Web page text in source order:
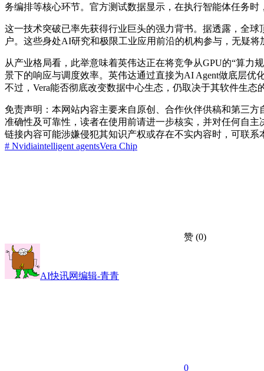
务编排等核心环节。官方测试数据显示，在执行智能体任务时
这一技术突破已率先获得行业巨头的强力背书。据透露，全球
户。这些身处AI研究和极限工业应用前沿的机构参与，无疑
从产业格局看，此举意味着英伟达正在将竞争从GPU的“算力
景下的响应与调度效率。英伟达通过直接为AI Agent做底层
不过，Vera能否彻底改变数据中心生态，仍取决于其软件生
免责声明：本网站内容主要来自原创、合作伙伴供稿和第三
准确性及可靠性，读者在使用前请进一步核实，并对任何自
链接内容可能涉嫌侵犯其知识产权或存在不实内容时，可联系
# Nvidiaintelligent agentsVera Chip
赞 (0)
AI快讯网编辑-青青
0